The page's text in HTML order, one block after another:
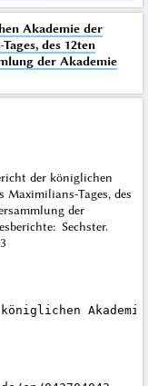
Akademie der
des 12ten
der Akademie
der königlichen
Maximilians-Tages, des
der
Sechster.